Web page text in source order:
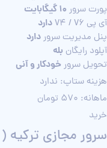
پورت سرور 10 گیگابایت
آی پی V4 / V6 دارد
پنل مدیریت سروردارد
آپلود رایگان بله
تحویل سرور خودکار و آنی
هزینه ستاپ: ندارد
ماهانه: 570 تومان
خرید
سرور مجازی ترکیه ( 6 )